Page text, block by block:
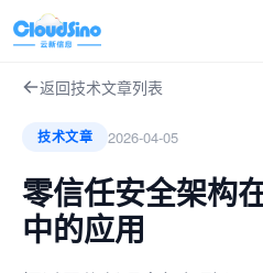
返回技术文章列表
技术文章 2026-04-05
零信任安全架构
中的应用